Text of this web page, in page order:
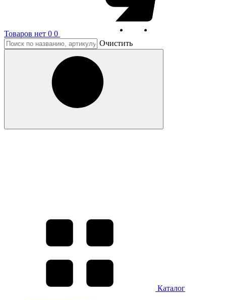
Товаров нет 0 0
Очистить
Каталог